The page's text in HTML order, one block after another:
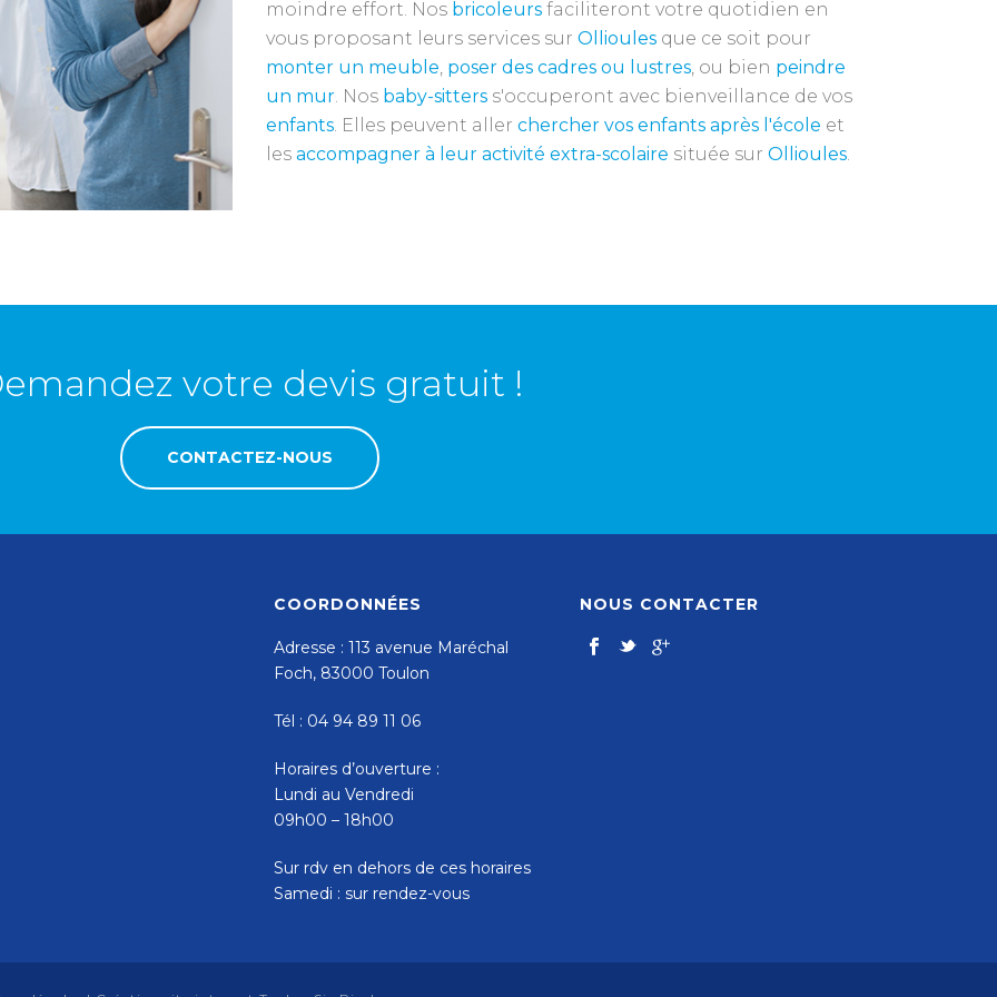
moindre effort. Nos bricoleurs faciliteront votre quotidien en
vous proposant leurs services sur Ollioules que ce soit pour
monter un meuble, poser des cadres ou lustres, ou bien peindre
un mur. Nos baby-sitters s'occuperont avec bienveillance de vos
enfants. Elles peuvent aller chercher vos enfants après l'école et
les accompagner à leur activité extra-scolaire située sur Ollioules.
votre devis gratuit !
CONTACTEZ-NOUS
COORDONNÉES
Adresse : 113 avenue Maréchal
Foch, 83000 Toulon
Tél : 04 94 89 11 06
Horaires d’ouverture :
Lundi au Vendredi
09h00 – 18h00
Sur rdv en dehors de ces horaires
Samedi : sur rendez-vous
NOUS CONTACTER